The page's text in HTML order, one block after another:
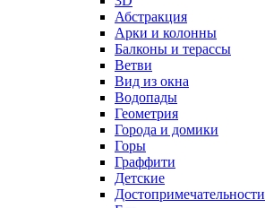
Абстракция
Арки и колонны
Балконы и терассы
Ветви
Вид из окна
Водопады
Геометрия
Города и домики
Горы
Граффити
Детские
Достопримечательности